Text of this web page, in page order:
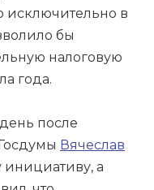
исключительно в
бы
налоговую
года.
после
Вячеслав
инициативу, а